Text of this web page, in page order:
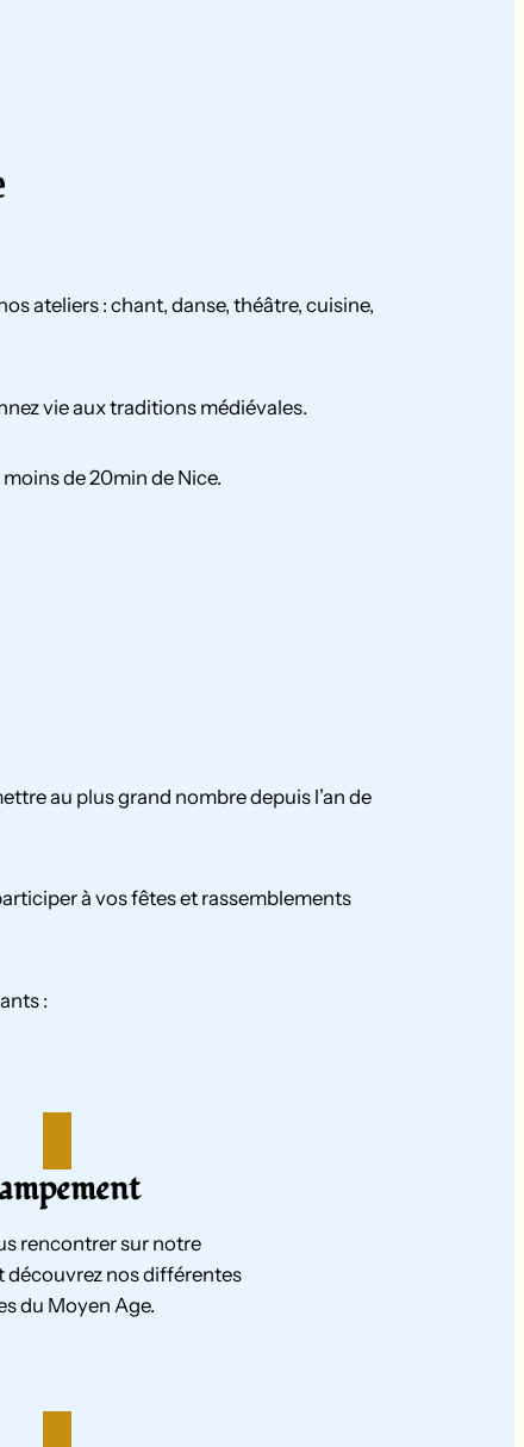
ateliers : chant, danse, théâtre, cuisine,
vie aux traditions médiévales.
de 20min de Nice.
au plus grand nombre depuis l’an de
à vos fêtes et rassemblements
:
rencontrer sur notre
découvrez nos différentes
du Moyen Age.